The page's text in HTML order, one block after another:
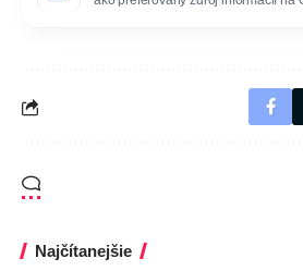
Najčítanejšie